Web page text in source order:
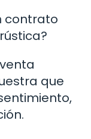
contrato
que